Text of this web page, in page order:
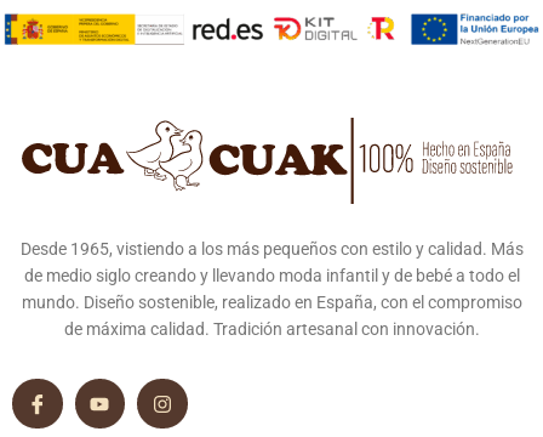
Desde 1965, vistiendo a los más pequeños con estilo y calidad. Más
de medio siglo creando y llevando moda infantil y de bebé a todo el
mundo. Diseño sostenible, realizado en España, con el compromiso
de máxima calidad. Tradición artesanal con innovación.